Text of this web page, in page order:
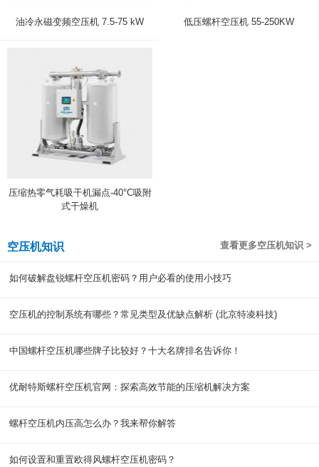
油冷永磁变频空压机 7.5-75 kW 低压螺杆空压机 55-250KW
压缩热零气耗吸干机漏点-40°C吸附
式干燥机
查看更多空压机知识 >
空压机知识
如何破解盘锐螺杆空压机密码？用户必看的使用小技巧
空压机的控制系统有哪些？常见类型及优缺点解析 (北京特凌科技)
中国螺杆空压机哪些牌子比较好？十大名牌排名告诉你！
优耐特斯螺杆空压机官网：探索高效节能的压缩机解决方案
螺杆空压机内压高怎么办？我来帮你解答
如何设置和重置欧得风螺杆空压机密码？